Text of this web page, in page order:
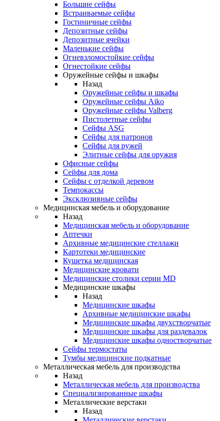
Большие сейфы
Встраиваемые сейфы
Гостиничные сейфы
Депозитные сейфы
Депозитные ячейки
Маленькие сейфы
Огневзломостойкие сейфы
Огнестойкие сейфы
Оружейные сейфы и шкафы
Назад
Оружейные сейфы и шкафы
Оружейные сейфы Aiko
Оружейные сейфы Valberg
Пистолетные сейфы
Сейфы ASG
Сейфы для патронов
Сейфы для ружей
Элитные сейфы для оружия
Офисные сейфы
Сейфы для дома
Сейфы с отделкой деревом
Темпокассы
Эксклюзивные сейфы
Медицинская мебель и оборудование
Назад
Медицинская мебель и оборудование
Аптечки
Архивные медицинские стеллажи
Картотеки медицинские
Кушетка медицинская
Медицинские кровати
Медицинские столики серии MD
Медицинские шкафы
Назад
Медицинские шкафы
Архивные медицинские шкафы
Медицинские шкафы двухстворчатые
Медицинские шкафы для раздевалок
Медицинские шкафы одностворчатые
Сейфы термостаты
Тумбы медицинские подкатные
Металлическая мебель для производства
Назад
Металлическая мебель для производства
Cпециализированные шкафы
Металлические верстаки
Назад